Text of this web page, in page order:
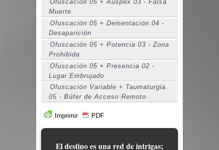
Ofuscación 05 + Auspex 03 - Falsa
Muerte
Ofuscación 05 + Dementación 04 -
Desaparición
Ofuscación 05 + Potencia 03 - Zona
Prohibida
Ofuscación 05 + Presencia 02 -
Lugar Embrujado
Ofuscación Variable + Taumaturgia
05 - Búfer de Acceso Remoto
Imprimir PDF
El destino es una red de intrigas;